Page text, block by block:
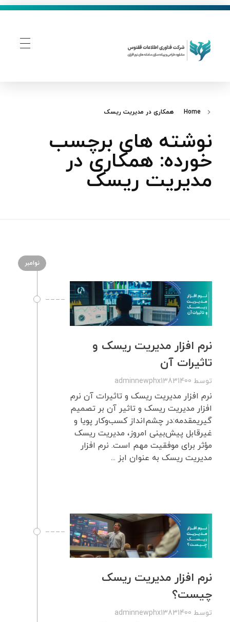
Home همکاری در مدیریت ریسک
نوشته های برچسب
خورده: همکاری در
مدیریت ریسک
نوامبر
نرم افزار مدیریت ریسک و
تاثیرات آن
توسط adminnewphx13831400
نرم افزار مدیریت ریسک و تاثیرات آن نرم
افزار مدیریت ریسک و تاثیر آن بر تصمیم
گیریمقدمه:در چشم‌انداز کسب‌وکار پویا و
غیرقابل پیش‌بینی امروز، مدیریت ریسک
مؤثر برای موفقیت مهم است. نرم افزار
مدیریت ریسک به عنوان ابز ...
نرم افزار مدیریت ریسک
چیست؟
توسط adminnewphx13831400